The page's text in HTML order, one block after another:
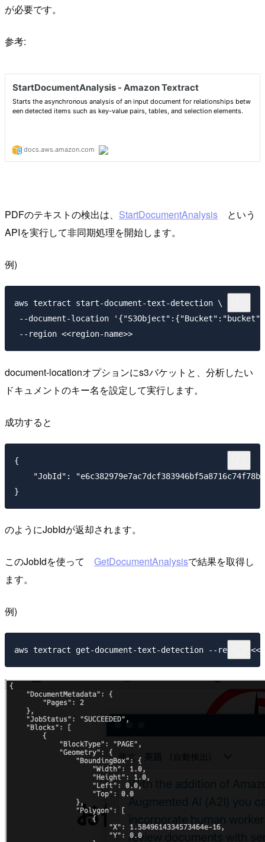
が必要です。
参考:
PDFのテキストの検出は、 StartDocumentAnalysis という
APIを実行して非同期処理を開始します。
例)
aws textract start-document-text-detection \
--document-location
document-locationオプションにs3バケットと、分析したい
ドキュメントのキー名を設定して実行します。
成功すると
{
"JobId":
のようにJobIdが返却されます。
このJobIdを使って GetDocumentAnalysisで結果を取得し
ます。
例)